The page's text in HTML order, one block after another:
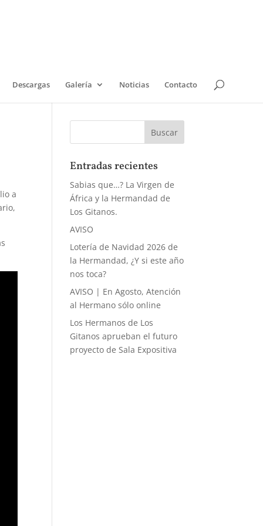
Descargas Galería Noticias Contacto
a
Entradas recientes
Sabias que…? La Virgen de
África y la Hermandad de
Los Gitanos.
AVISO
Lotería de Navidad 2026 de
la Hermandad, ¿Y si este año
nos toca?
AVISO | En Agosto, Atención
al Hermano sólo online
Los Hermanos de Los
Gitanos aprueban el futuro
proyecto de Sala Expositiva